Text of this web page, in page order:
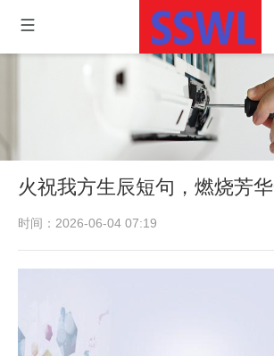
火祝我方生辰短句，燃烧芳
时间：2026-06-04 07:19